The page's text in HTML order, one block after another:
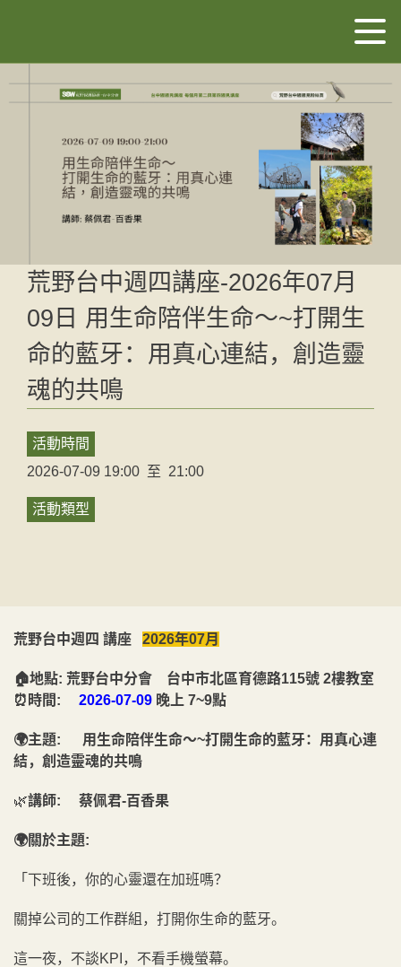
荒野台中週四講座-2026年07月
09日 用生命陪伴生命～~打開生
命的藍牙：用真心連結，創造靈
魂的共鳴
活動時間
2026-07-09 19:00 至 21:00
活動類型
荒野台中週四 講座 2026年07月
🏠地點: 荒野台中分會 台中市北區育德路115號 2樓教室
⏰時間:
2026-07-09 晚上 7~9點
🌍主題: 用生命陪伴生命～~打開生命的藍牙：用真心連
結，創造靈魂的共鳴
🌿講師: 蔡佩君-百香果
🌍關於主題:
「下班後，你的心靈還在加班嗎？
關掉公司的工作群組，打開你生命的藍牙。
這一夜，不談KPI，不看手機螢幕。